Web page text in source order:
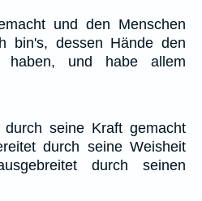
und den Menschen
bin's, dessen Hände den
haben, und habe allem
seine Kraft gemacht
durch seine Weisheit
durch seinen